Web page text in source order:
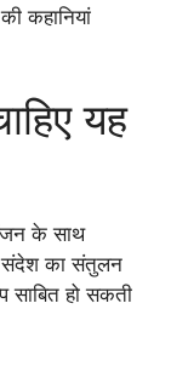
कहानियां
यह
के साथ
संदेश का संतुलन
साबित हो सकती